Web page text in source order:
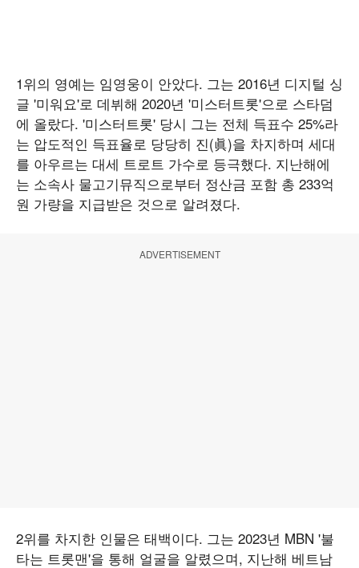
1위의 영예는 임영웅이 안았다. 그는 2016년 디지털 싱
글 '미워요'로 데뷔해 2020년 '미스터트롯'으로 스타덤
에 올랐다. '미스터트롯' 당시 그는 전체 득표수 25%라
는 압도적인 득표율로 당당히 진(眞)을 차지하며 세대
를 아우르는 대세 트로트 가수로 등극했다. 지난해에
는 소속사 물고기뮤직으로부터 정산금 포함 총 233억
원 가량을 지급받은 것으로 알려졌다.
ADVERTISEMENT
2위를 차지한 인물은 태백이다. 그는 2023년 MBN '불
타는 트롯맨'을 통해 얼굴을 알렸으며, 지난해 베트남